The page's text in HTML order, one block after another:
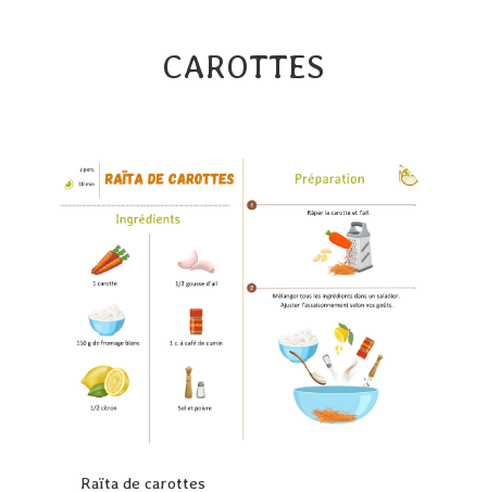
CAROTTES
Raïta de carottes